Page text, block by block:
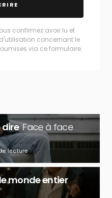
confirmez avoir lu et
concernant le
via ce formulaire.
dire Face à face
lecture
monde entier